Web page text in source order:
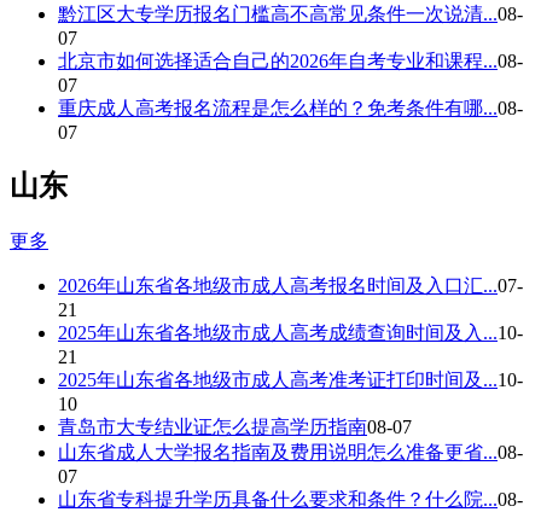
黔江区大专学历报名门槛高不高常见条件一次说清...08-
07
北京市如何选择适合自己的2026年自考专业和课程...08-
07
重庆成人高考报名流程是怎么样的？免考条件有哪...08-
07
山东
更多
2026年山东省各地级市成人高考报名时间及入口汇...07-
21
2025年山东省各地级市成人高考成绩查询时间及入...10-
21
2025年山东省各地级市成人高考准考证打印时间及...10-
10
青岛市大专结业证怎么提高学历指南08-07
山东省成人大学报名指南及费用说明怎么准备更省...08-
07
山东省专科提升学历具备什么要求和条件？什么院...08-